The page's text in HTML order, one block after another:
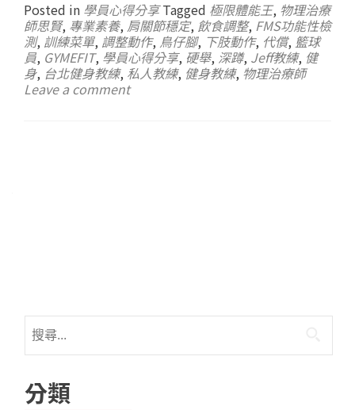
Posted in 學員心得分享 Tagged 極限體能王, 物理治療
師思賢, 專業素養, 肩關節穩定, 飲食調整, FMS功能性檢
測, 訓練菜單, 調整動作, 鳥仔腳, 下肢動作, 代償, 籃球
員, GYMEFIT, 學員心得分享, 硬舉, 深蹲, Jeff教練, 健
身, 台北健身教練, 私人教練, 健身教練, 物理治療師
Leave a comment
分類